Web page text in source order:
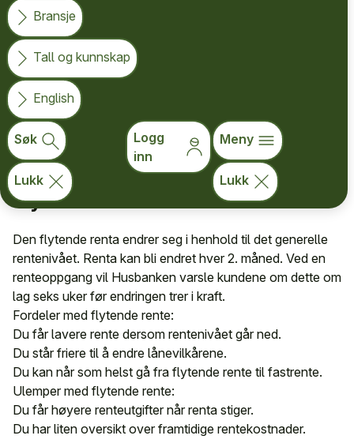
Bransje
Tall og kunnskap
English
Søk
Lukk
Logg
inn
Meny
Lukk
å velge flytende rente.
Et lån med flytende rente følger rentemarkedet. Med fast
rente binder du renten i en avtalt periode. Her kan du
sammenligne fordeler og ulemper med fast og flytende
rente og se hva de ulike renteavtalene innebærer for deg
som kunde.
Flytende rente
Den flytende renta endrer seg i henhold til det generelle
rentenivået. Renta kan bli endret hver 2. måned. Ved en
renteoppgang vil Husbanken varsle kundene om dette om
lag seks uker før endringen trer i kraft.
Fordeler med flytende rente:
Du får lavere rente dersom rentenivået går ned.
Du står friere til å endre lånevilkårene.
Du kan når som helst gå fra flytende rente til fastrente.
Ulemper med flytende rente:
Du får høyere renteutgifter når renta stiger.
Du har liten oversikt over framtidige rentekostnader.